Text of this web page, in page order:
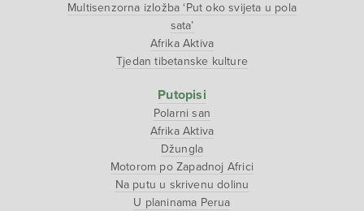
Multisenzorna izložba ‘Put oko svijeta u pola
sata’
Afrika Aktiva
Tjedan tibetanske kulture
Putopisi
Polarni san
Afrika Aktiva
Džungla
Motorom po Zapadnoj Africi
Na putu u skrivenu dolinu
U planinama Perua